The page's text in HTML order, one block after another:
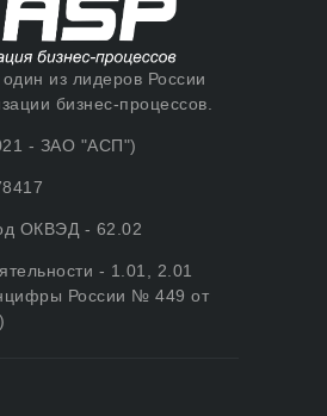
из лидеров России
бизнес-процессов.
- ЗАО "АСП")
ОКВЭД - 62.02
- 1.01, 2.01
России № 449 от